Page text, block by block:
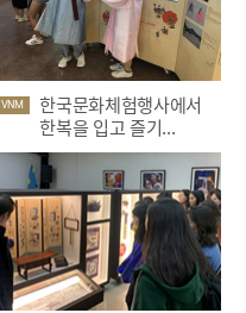
VNM
한국문화체험행사에서
한복을 입고 즐기...